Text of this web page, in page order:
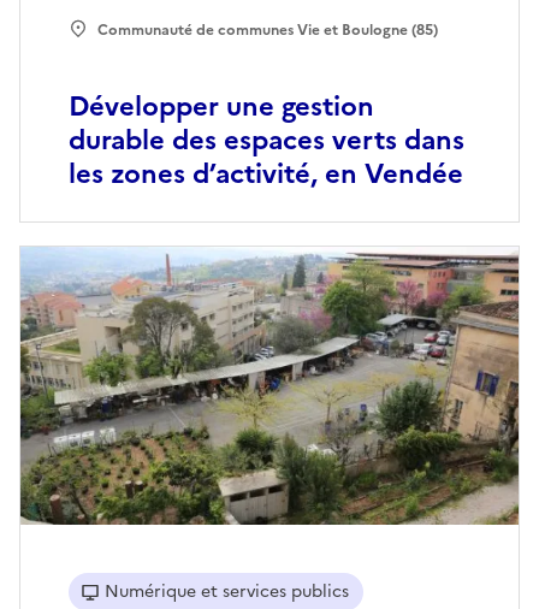
Développer une gestion
durable des espaces verts dans
les zones d’activité, en Vendée
Communauté de communes Vie et Boulogne (85)
Numérique et services publics